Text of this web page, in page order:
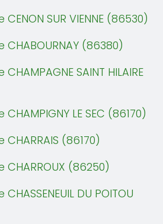
SUR VIENNE (86530)
(86380)
SAINT HILAIRE
LE SEC (86170)
(86170)
(86250)
DU POITOU